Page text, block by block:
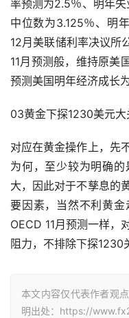
率预测为2.5％、明年
中位数为3.125％、明
12月美联储利率决议所
11月预测般，维持原美
预测美国明年经济成长
03黄金下探1230美元大
对应在黄金操作上，先
为何，至少较为明确
大，因此对于不孳息的
要因素，当然不利黄
OECD 11月预测一样，
阻力，不排除下探1230
本文内容仅代表作者观
明出处：https://